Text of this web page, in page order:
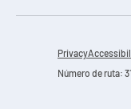
Privacy
Número de ruta: